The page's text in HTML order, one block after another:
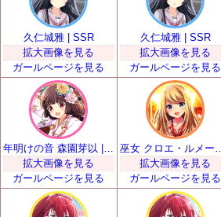
久仁城雅 | SSR
拡大画像を見る
ガールページを見る
久仁城雅 | SSR
拡大画像を見る
ガールページを見る
拡大画像を見る
ガールページを見る
拡大画像を見る
ガールページを見る